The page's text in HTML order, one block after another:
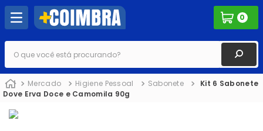
0
O que você está procurando?
Mercado Higiene Pessoal Sabonete
Kit 6 Sabonete
Dove Erva Doce e Camomila 90g